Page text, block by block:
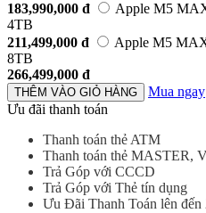
183,990,000 đ
Apple M5
4TB
211,499,000 đ
Apple M5
8TB
266,499,000 đ
THÊM VÀO GIỎ HÀNG
Mua ngay
Ưu đãi thanh toán
Thanh toán thẻ ATM
Thanh toán thẻ MASTER,
Trả Góp với CCCD
Trả Góp với Thẻ tín dụng
Ưu Đãi Thanh Toán lên đến